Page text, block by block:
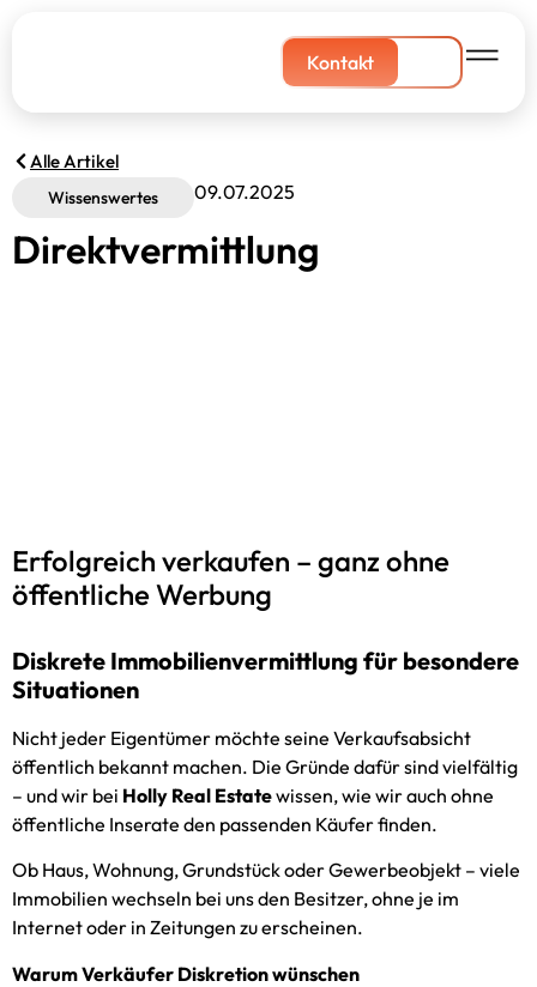
Kontakt
Alle Artikel
Wissenswertes 09.07.2025
Direktvermittlung
Erfolgreich verkaufen – ganz ohne
öffentliche Werbung
Diskrete Immobilienvermittlung für besondere
Situationen
Nicht jeder Eigentümer möchte seine Verkaufsabsicht
öffentlich bekannt machen. Die Gründe dafür sind vielfältig
– und wir bei Holly Real Estatewissen, wie wir auch ohne
öffentliche Inserate den passenden Käufer finden.
Ob Haus, Wohnung, Grundstück oder Gewerbeobjekt – viele
Immobilien wechseln bei uns den Besitzer, ohne je im
Internet oder in Zeitungen zu erscheinen.
Warum Verkäufer Diskretion wünschen